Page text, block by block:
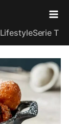
LifestyleSerie TV